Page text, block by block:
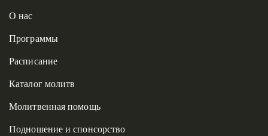
О нас
Программы
Расписание
Каталог молитв
Молитвенная помощь
Подношение и спонсорство